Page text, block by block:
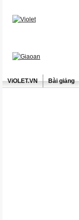
ViOLET.VN Bài giảng